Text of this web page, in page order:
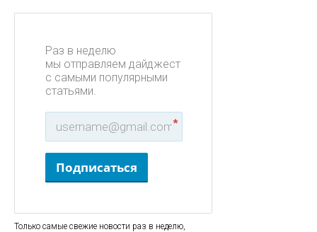
Раз в неделю
мы отправляем дайджест
с самыми популярными
статьями.
*
Подписаться
Только самые свежие новости раз в неделю,